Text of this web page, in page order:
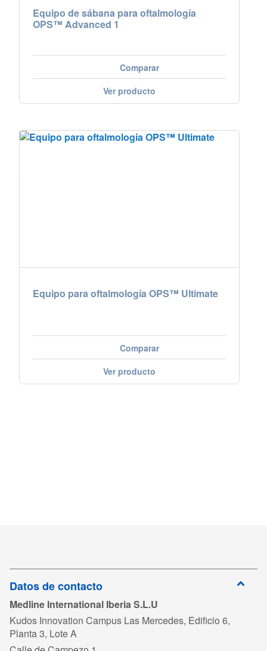
Equipo de sábana para oftalmología
OPS™ Advanced 1
Comparar
Ver producto
Equipo para oftalmología OPS™ Ultimate
Comparar
Ver producto
Datos de contacto
Medline International Iberia S.L.U
Kudos Innovation Campus Las Mercedes, Edificio 6,
Planta 3, Lote A